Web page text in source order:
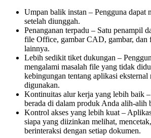
Umpan balik instan – Pengguna dapat
setelah diunggah.
Penanganan terpadu – Satu penampil
file Office, gambar CAD, gambar, dan
lainnya.
Lebih sedikit tiket dukungan –
mengalami masalah file yang tidak
kebingungan tentang aplikasi eksternal
digunakan.
Kontinuitas alur kerja yang lebih baik
berada di dalam produk Anda alih-alih
Kontrol akses yang lebih kuat –
siapa yang diizinkan melihat,
berinteraksi dengan setiap dokumen.